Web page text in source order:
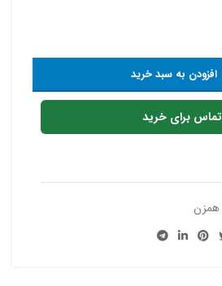
افزودن به سبد خرید
تماس برای خرید
همزن